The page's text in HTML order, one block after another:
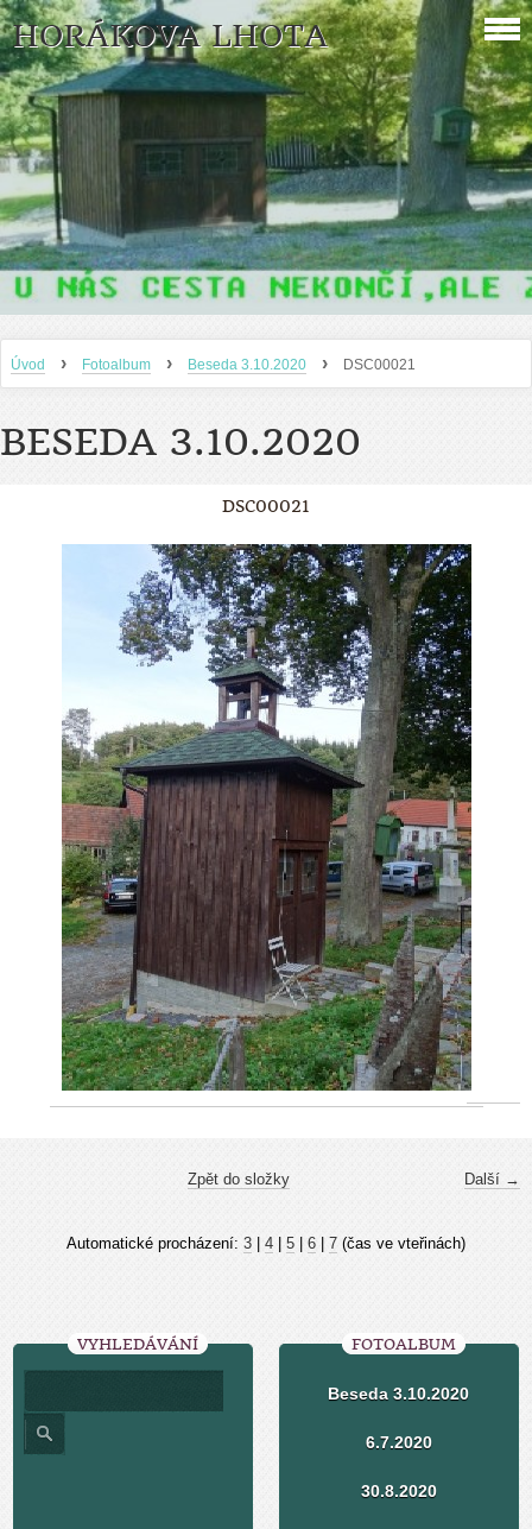
HORÁKOVA LHOTA
Úvod › Fotoalbum › Beseda 3.10.2020 › DSC00021
BESEDA 3.10.2020
DSC00021
Další →
Zpět do složky
Automatické procházení: 3 4 5 6 7 (čas ve vteřinách)
VYHLEDÁVÁNÍ FOTOALBUM
Beseda 3.10.2020
6.7.2020
30.8.2020